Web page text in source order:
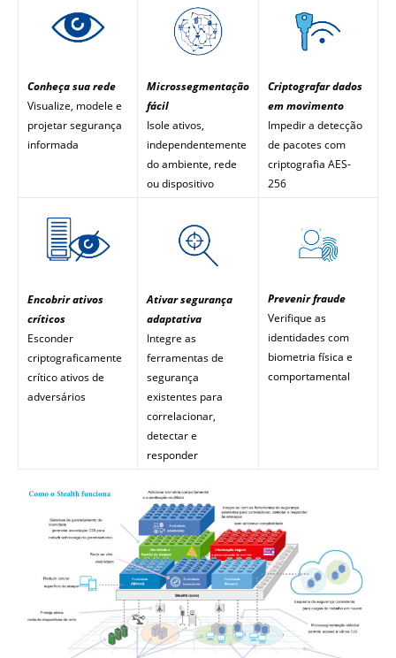
Conheça sua rede
Visualize, modele e
projetar segurança
informada
Microssegmentação
fácil
Isole ativos,
independentemente
do ambiente, rede
ou dispositivo
Criptografar dados
em movimento
Impedir a detecção
de pacotes com
criptografia AES-
256
Encobrir ativos
críticos
Esconder
criptograficamente
crítico ativos de
adversários
Ativar segurança
adaptativa
Integre as
ferramentas de
segurança
existentes para
correlacionar,
detectar e
responder
Prevenir fraude
Verifique as
identidades com
biometria física e
comportamental